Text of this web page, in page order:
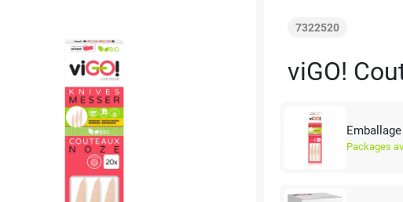
7322520
viGO!
Emballage
Packages